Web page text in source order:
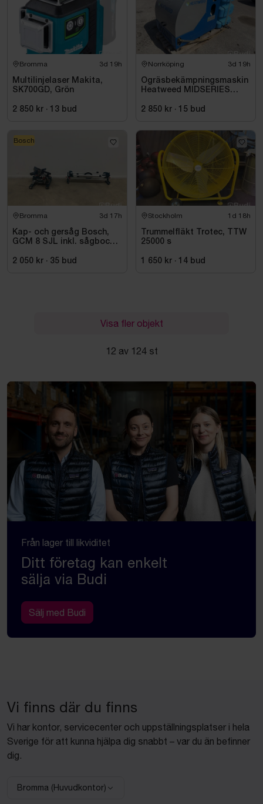
Bromma 3d 19h
Multilinjelaser Makita,
SK700GD, Grön
2 850 kr · 13 bud
Norrköping 3d 19h
Ogräsbekämpningsmaskin
Heatweed MIDSERIES
2 850 kr · 15 bud
Bromma 3d 17h
Kap- och gersåg Bosch,
GCM 8 SJL inkl. sågbock
2 050 kr · 35 bud
Bosch
Stockholm 1d 18h
Trummelfläkt Trotec, TTW
25000 s
1 650 kr · 14 bud
Visa fler objekt
12 av 124 st
Från lager till likviditet
Ditt företag kan enkelt
sälja via Budi
Sälj med Budi
Vi finns där du finns
Vi har kontor, servicecenter och uppställningsplatser i hela
Sverige för att kunna hjälpa dig snabbt – var du än befinner
dig.
Välj anläggning:
Bromma (Huvudkontor)